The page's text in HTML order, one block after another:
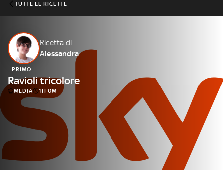
Cos’altro vedere:
PROGRAMMI SKY
Un mondo di offerte:
SKY.IT
NOW
TUTTE LE RICETTE
Ricetta di:
Alessandra
PRIMO
Ravioli tricolore
MEDIA 1H 0M